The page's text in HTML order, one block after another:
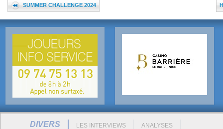
SUMMER CHALLENGE 2024
DIVERS LES INTERVIEWS ANALYSES